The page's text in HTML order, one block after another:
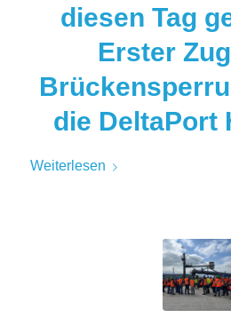
diesen Tag
Erster
die DeltaPort
Weiterlesen